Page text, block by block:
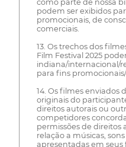
como parte de nossa
podem ser exibidos
promocionais, de
comerciais.
13. Os trechos dos
Film Festival 2025
indiana/internacional/
para fins
14. Os filmes enviados
originais do
direitos autorais ou
competidores
permissões de direitos
relação a músicas,
apresentadas em seus